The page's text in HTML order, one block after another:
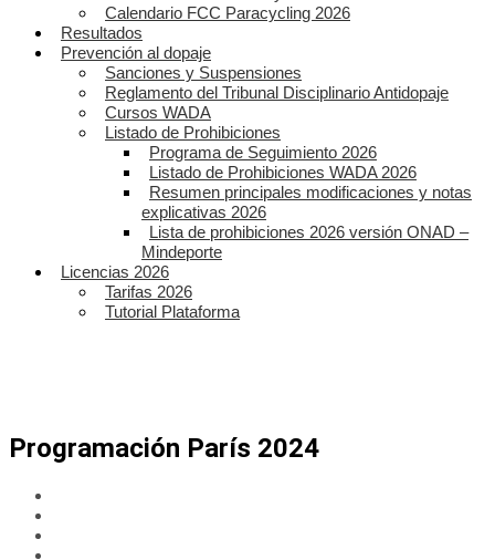
Calendario FCC Paracycling 2026
Resultados
Prevención al dopaje
Sanciones y Suspensiones
Reglamento del Tribunal Disciplinario Antidopaje
Cursos WADA
Listado de Prohibiciones
Programa de Seguimiento 2026
Listado de Prohibiciones WADA 2026
Resumen principales modificaciones y notas
explicativas 2026
Lista de prohibiciones 2026 versión ONAD –
Mindeporte
Licencias 2026
Tarifas 2026
Tutorial Plataforma
Programación París 2024